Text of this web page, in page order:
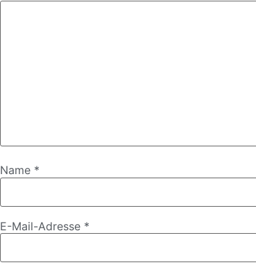
Name *
E-Mail-Adresse *